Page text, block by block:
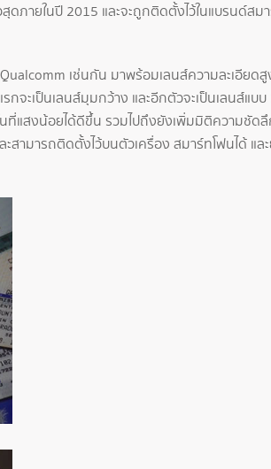
ดภายในปี 2015 และจะถูกติดตั้งไว้ในแบรนด์ส
เช่นกัน มาพร้อมเลนส์ความละเอีย
ะเป็นเลนส์มุมกว้าง และอีกตัวจะเป็นเลนส์แบ
แสงน้อยได้ดีขึ้น รวมไปถึงยังเพิ่มมิติความชัด
มารถติดตั้งไว้บนตัวเครื่อง สมาร์ทโฟนได้ แล